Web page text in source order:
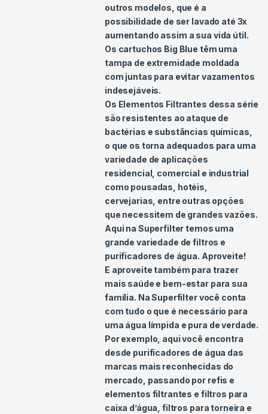
outros modelos, que é a
possibilidade de ser lavado até 3x
aumentando assim a sua vida útil.
Os cartuchos Big Blue têm uma
tampa de extremidade moldada
com juntas para evitar vazamentos
indesejáveis.
Os Elementos Filtrantes dessa série
são resistentes ao ataque de
bactérias e substâncias químicas,
o que os torna adequados para uma
variedade de aplicações
residencial, comercial e industrial
como pousadas, hotéis,
cervejarias, entre outras opções
que necessitem de grandes vazões.
Aqui na Superfilter temos uma
grande variedade de filtros e
purificadores de água. Aproveite!
E aproveite também para trazer
mais saúde e bem-estar para sua
família. Na Superfilter você conta
com tudo o que é necessário para
uma água límpida e pura de verdade.
Por exemplo, aqui você encontra
desde purificadores de água das
marcas mais reconhecidas do
mercado, passando por refis e
elementos filtrantes e filtros para
caixa d’água, filtros para torneira e